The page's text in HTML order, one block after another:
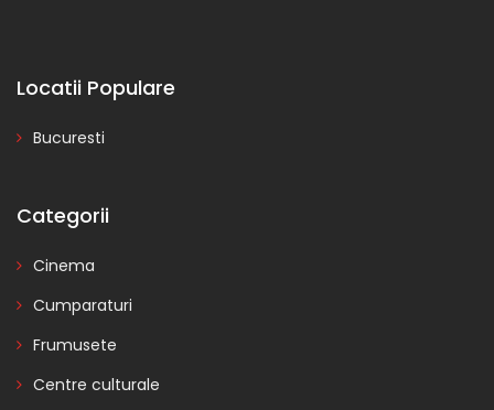
Locatii Populare
Bucuresti
Categorii
Cinema
Cumparaturi
Frumusete
Centre culturale